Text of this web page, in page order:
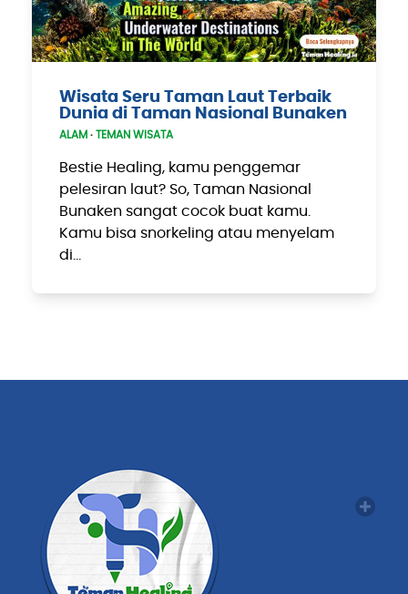
Wisata Seru Taman Laut Terbaik
Dunia di Taman Nasional Bunaken
ALAM · TEMAN WISATA
Bestie Healing, kamu penggemar
pelesiran laut? So, Taman Nasional
Bunaken sangat cocok buat kamu.
Kamu bisa snorkeling atau menyelam
di…